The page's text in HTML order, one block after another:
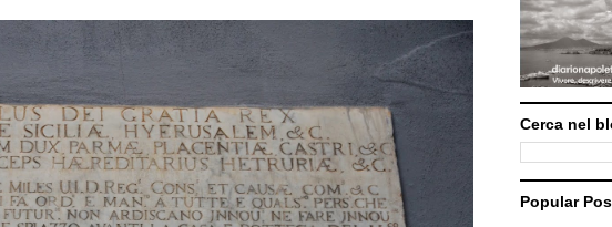
Cerca nel
Popular